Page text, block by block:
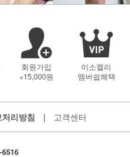
회원가입
+15,000원
이소켈리
멤버쉽혜택
리방침 | 고객센터
6516